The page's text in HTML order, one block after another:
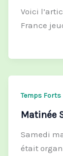
Voici
France
Temps Forts
Matinée
Samedi
était